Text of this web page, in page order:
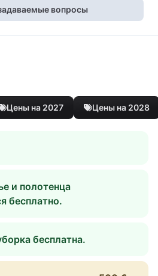
вопросы
Цены на 2027 Цены на 2028
и полотенца
бесплатно.
бесплатна.